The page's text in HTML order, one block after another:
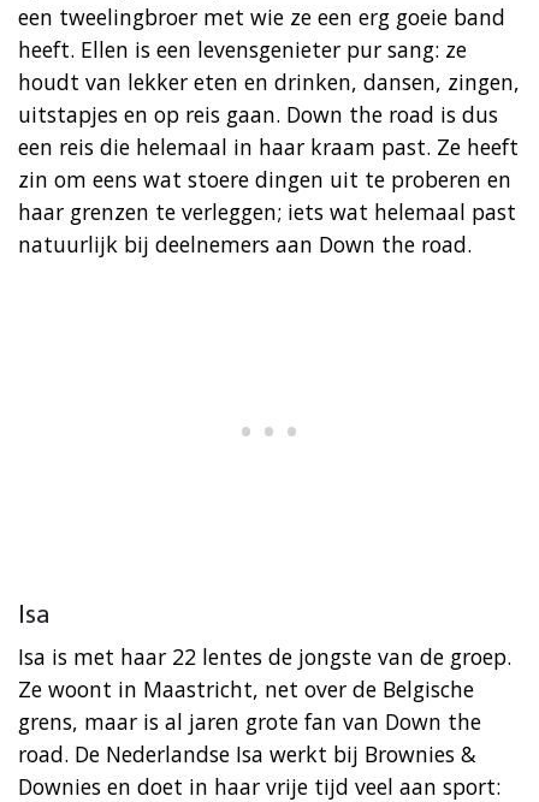
een tweelingbroer met wie ze een erg goeie band
heeft. Ellen is een levensgenieter pur sang: ze
houdt van lekker eten en drinken, dansen, zingen,
uitstapjes en op reis gaan. Down the road is dus
een reis die helemaal in haar kraam past. Ze heeft
zin om eens wat stoere dingen uit te proberen en
haar grenzen te verleggen; iets wat helemaal past
natuurlijk bij deelnemers aan Down the road.
Isa
Isa is met haar 22 lentes de jongste van de groep.
Ze woont in Maastricht, net over de Belgische
grens, maar is al jaren grote fan van Down the
road. De Nederlandse Isa werkt bij Brownies &
Downies en doet in haar vrije tijd veel aan sport: